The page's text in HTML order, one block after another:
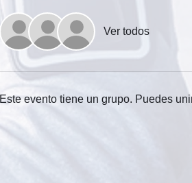
Ver todos
Este evento tiene un grupo. Puedes